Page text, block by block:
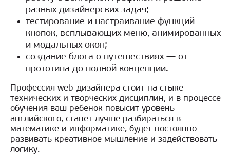
разных дизайнерских задач;
тестирование и настраивание функций
кнопок, всплывающих меню, анимированных
и модальных окон;
создание блога о путешествиях — от
прототипа до полной концепции.
Профессия web-дизайнера стоит на стыке
технических и творческих дисциплин, и в процессе
обучения ваш ребенок повысит уровень
английского, станет лучше разбираться в
математике и информатике, будет постоянно
развивать креативное мышление и задействовать
логику.